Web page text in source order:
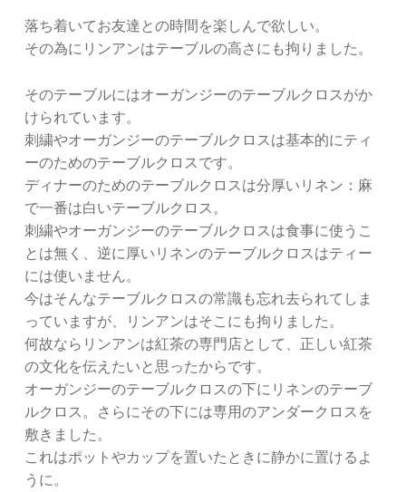
落ち着いてお友達との時間を楽しんで欲しい。
その為にリンアンはテーブルの高さにも拘りました。
そのテーブルにはオーガンジーのテーブルクロスがか
けられています。
刺繍やオーガンジーのテーブルクロスは基本的にティ
ーのためのテーブルクロスです。
ディナーのためのテーブルクロスは分厚いリネン：麻
で一番は白いテーブルクロス。
刺繍やオーガンジーのテーブルクロスは食事に使うこ
とは無く、逆に厚いリネンのテーブルクロスはティー
には使いません。
今はそんなテーブルクロスの常識も忘れ去られてしま
っていますが、リンアンはそこにも拘りました。
何故ならリンアンは紅茶の専門店として、正しい紅茶
の文化を伝えたいと思ったからです。
オーガンジーのテーブルクロスの下にリネンのテーブ
ルクロス。さらにその下には専用のアンダークロスを
敷きました。
これはポットやカップを置いたときに静かに置けるよ
うに。